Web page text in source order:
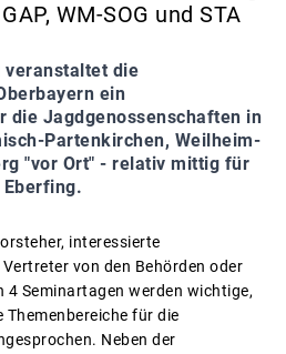
WM-SOG und STA
veranstaltet die
ein
die Jagdgenossenschaften in
Partenkirchen, Weilheim-
"vor Ort" - relativ mittig für
interessierte
von den Behörden oder
4 Seminartagen werden wichtige,
für die
Neben der